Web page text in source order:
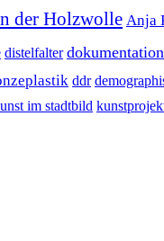
der Holzwolle Anja
distelfalter dokumentation
ddr
im stadtbild